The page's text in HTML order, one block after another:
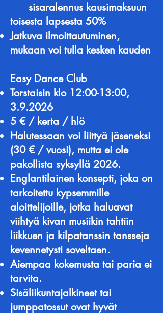
sisaralennus kausimaksuun
toisesta lapsesta 50%
Jatkuva ilmoittautuminen,
mukaan voi tulla kesken kauden
Easy Dance Club
Torstaisin klo 12:00-13:00,
3.9.2026
5 € / kerta / hlö
Halutessaan voi liittyä jäseneksi
(30 € / vuosi), mutta ei ole
pakollista syksyllä 2026.
Englantilainen konsepti, joka on
tarkoitettu kypsemmille
aloittelijoille, jotka haluavat
viihtyä kivan musiikin tahtiin
liikkuen ja kilpatanssin tansseja
kevennetysti soveltaen.
Aiempaa kokemusta tai paria ei
tarvita.
Sisäliikuntajalkineet tai
jumppatossut ovat hyvät